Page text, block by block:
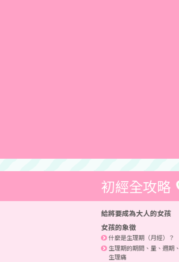
初經全攻略
給將要成為大人的女孩
女孩的象徵
什麼是生理期（月經）？
生理期的期間、量、週期、
生理痛